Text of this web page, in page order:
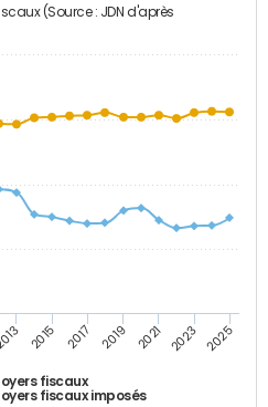
(Source : JDN d'après
fiscaux
fiscaux imposés
2015 2017 2019 2021 2023 2025